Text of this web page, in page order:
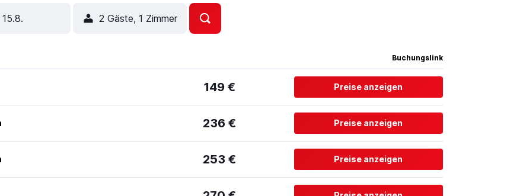
2 Gäste, 1 Zimmer
Buchungslink
149 € Preise anzeigen
236 € Preise anzeigen
253 € Preise anzeigen